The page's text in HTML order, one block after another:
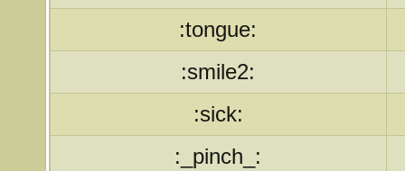
:tongue:
:smile2:
:sick:
:_pinch_: